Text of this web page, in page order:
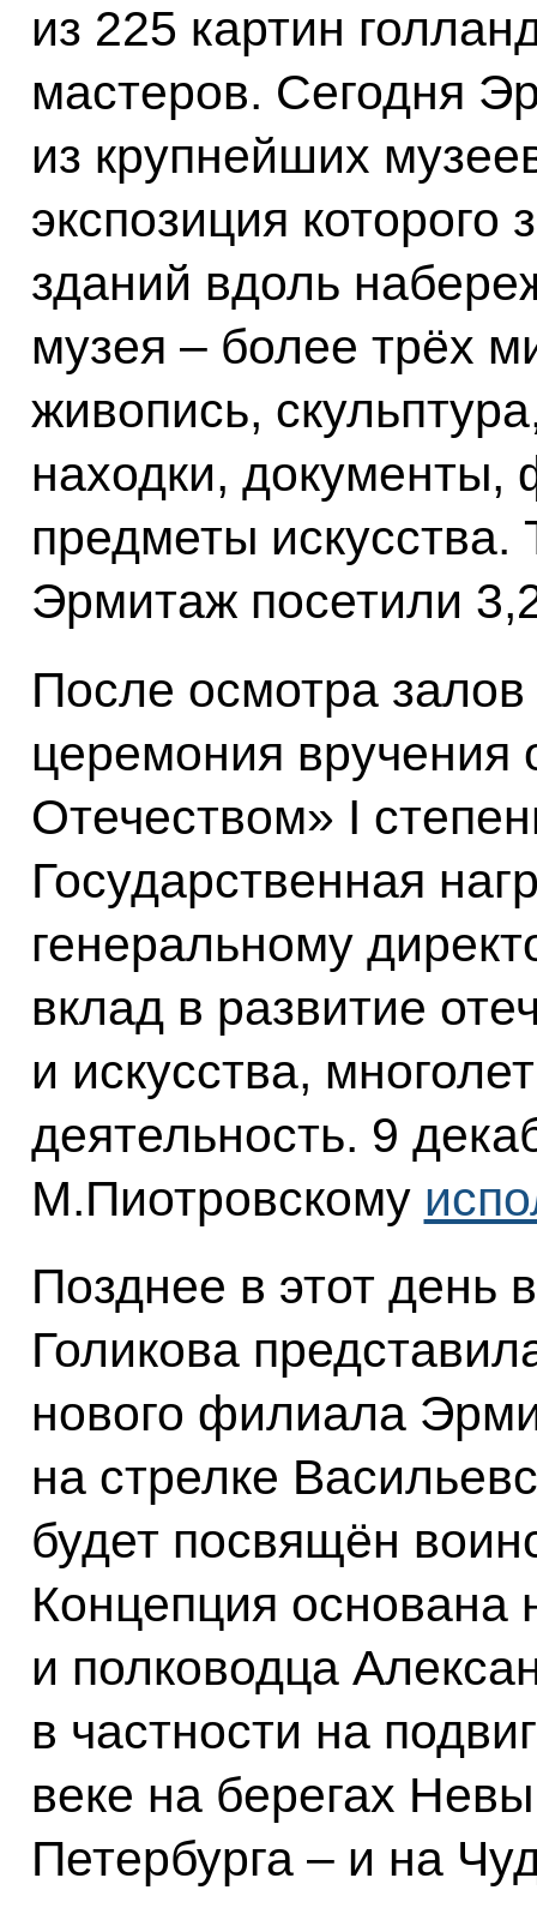
из 225 картин
мастеров. Сегодня
из крупнейших
экспозиция которого
зданий вдоль
музея – более трёх
живопись,
находки, документы,
предметы искусства.
Эрмитаж посетили
После осмотра
церемония вручения
Отечеством» I
Государственная
генеральному
вклад в развитие
и искусства,
деятельность. 9
М.Пиотровскому
Позднее в этот день
Голикова
нового филиала
на стрелке
будет посвящён
Концепция основана
и полководца
в частности на
веке на берегах
Петербурга – и на